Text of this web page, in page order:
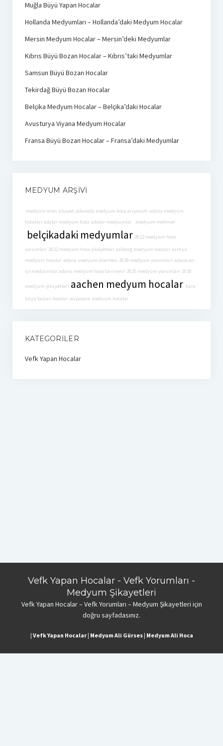
Muğla Büyü Yapan Hocalar
Hollanda Medyumları – Hollanda’daki Medyum Hocalar
Mersin Medyum Hocalar – Mersin’deki Medyumlar
Kıbrıs Büyü Bozan Hocalar – Kıbrıs’taki Medyumlar
Samsun Büyü Bozan Hocalar
Tekirdağ Büyü Bozan Hocalar
Belçika Medyum Hocalar – Belçika’daki Hocalar
Avusturya Viyana Medyum Hocalar
Fransa Büyü Bozan Hocalar – Fransa’daki Medyumlar
MEDYUM ARŞIVI
medyum enes şikayet adanada medyum hoca arıyorum adana medyum
hocaları adalar medyum hoca adalar medyumlar medyum mehmet
belçikadaki medyumlar 2022 medyum hoca
yorumları 2022 medyum hoca şikayetleri aalborg medyum hocalar aarhus
medyum hocalar adana medyum önerileri 2020 medyum yorumları adana en
iyi medyumlar adana medyum hoca tavsiyesi 2025 medyum yorumları 2020
medyum şikayetleri aachen medyum hocalar kara
büyü bozan hocalar acıpayam medyum hocalar
KATEGORILER
Vefk Yapan Hocalar
Vefk Yapan Hocalar - Vefk Yorumları -
Medyum Şikayetleri
Vefk Yapan Hocalar – Vefk Yorumları – Medyum Şikayetleri için
doğru sayfadasınız.
| Vefk Yapan Hocalar| Medyum Ali Gürses| Medyum Ali Hoca